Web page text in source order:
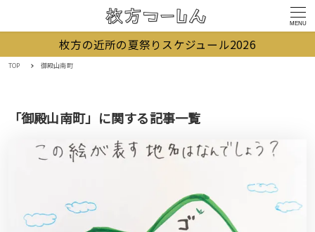
MENU
枚方の近所の夏祭りスケジュール2026
TOP 御殿山南町
「御殿山南町」に関する記事一覧